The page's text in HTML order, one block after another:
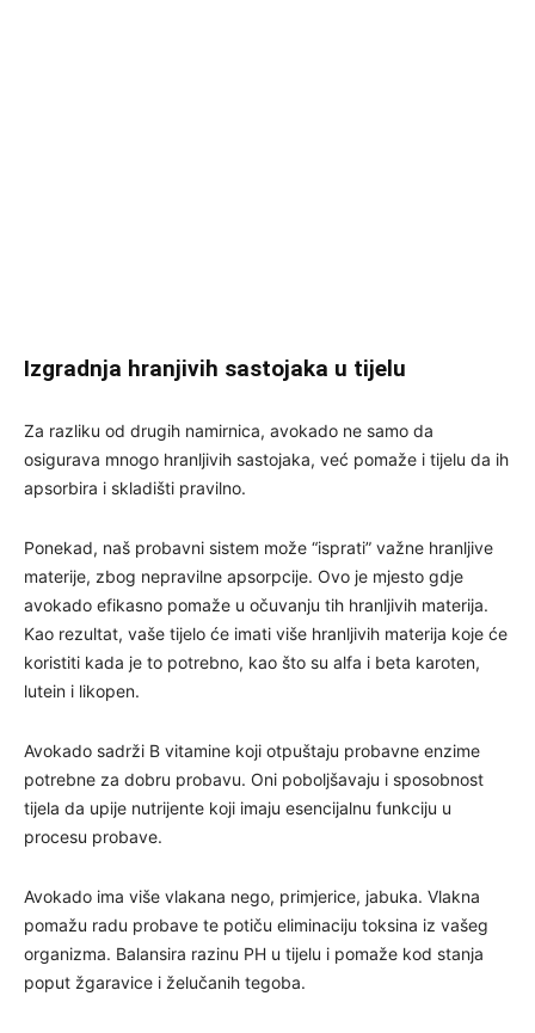
Izgradnja hranjivih sastojaka u tijelu
Za razliku od drugih namirnica, avokado ne samo da
osigurava mnogo hranljivih sastojaka, već pomaže i tijelu da ih
apsorbira i skladišti pravilno.
Ponekad, naš probavni sistem može “isprati” važne hranljive
materije, zbog nepravilne apsorpcije. Ovo je mjesto gdje
avokado efikasno pomaže u očuvanju tih hranljivih materija.
Kao rezultat, vaše tijelo će imati više hranljivih materija koje će
koristiti kada je to potrebno, kao što su alfa i beta karoten,
lutein i likopen.
Avokado sadrži B vitamine koji otpuštaju probavne enzime
potrebne za dobru probavu. Oni poboljšavaju i sposobnost
tijela da upije nutrijente koji imaju esencijalnu funkciju u
procesu probave.
Avokado ima više vlakana nego, primjerice, jabuka. Vlakna
pomažu radu probave te potiču eliminaciju toksina iz vašeg
organizma. Balansira razinu PH u tijelu i pomaže kod stanja
poput žgaravice i želučanih tegoba.